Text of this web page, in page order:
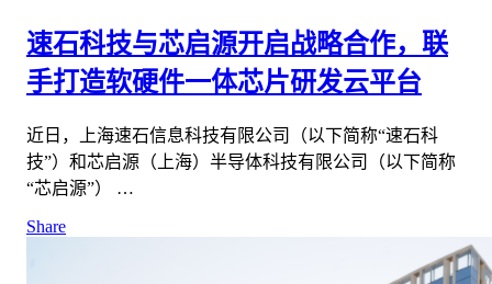
速石科技与芯启源开启战略合作，联
手打造软硬件一体芯片研发云平台
近日，上海速石信息科技有限公司（以下简称“速石科
技”）和芯启源（上海）半导体科技有限公司（以下简称
“芯启源”） …
Share